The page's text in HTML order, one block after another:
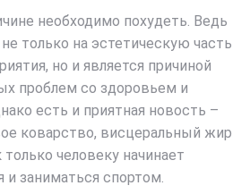
необходимо похудеть. Ведь
только на эстетическую часть
но и является причиной
проблем со здоровьем и
есть и приятная новость –
коварство, висцеральный жир
человеку начинает
и заниматься спортом.